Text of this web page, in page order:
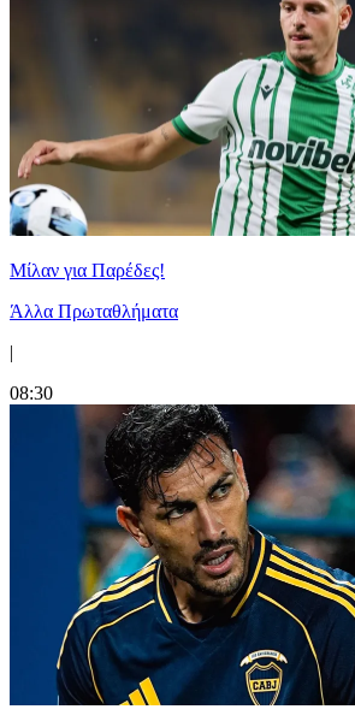
Μίλαν για Παρέδες!
Άλλα Πρωταθλήματα
|
08:30